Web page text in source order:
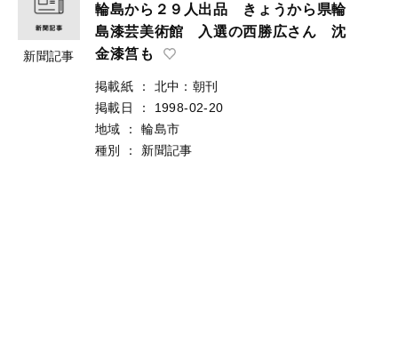
新聞記事
輪島から２９人出品 きょうから県輪
島漆芸美術館 入選の西勝広さん 沈
金漆筥も
掲載紙 ：
北中：朝刊
掲載日
：
1998-02-20
地域
：
輪島市
種別
： 新聞記事